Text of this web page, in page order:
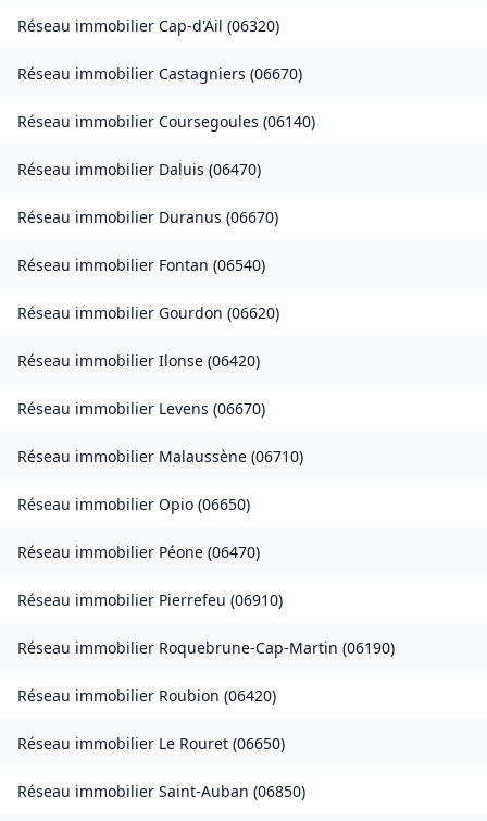
Réseau immobilier Cap-d'Ail (06320)
Réseau immobilier Castagniers (06670)
Réseau immobilier Coursegoules (06140)
Réseau immobilier Daluis (06470)
Réseau immobilier Duranus (06670)
Réseau immobilier Fontan (06540)
Réseau immobilier Gourdon (06620)
Réseau immobilier Ilonse (06420)
Réseau immobilier Levens (06670)
Réseau immobilier Malaussène (06710)
Réseau immobilier Opio (06650)
Réseau immobilier Péone (06470)
Réseau immobilier Pierrefeu (06910)
Réseau immobilier Roquebrune-Cap-Martin (06190)
Réseau immobilier Roubion (06420)
Réseau immobilier Le Rouret (06650)
Réseau immobilier Saint-Auban (06850)